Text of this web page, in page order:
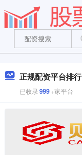
正规配资平台排行
已收录999+家平台